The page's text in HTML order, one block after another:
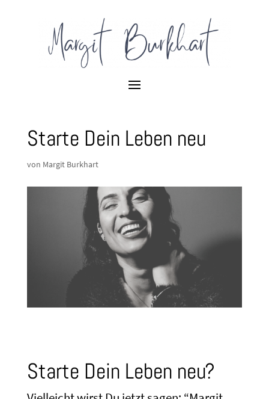
Starte Dein Leben neu
von Margit Burkhart
Starte Dein Leben neu?